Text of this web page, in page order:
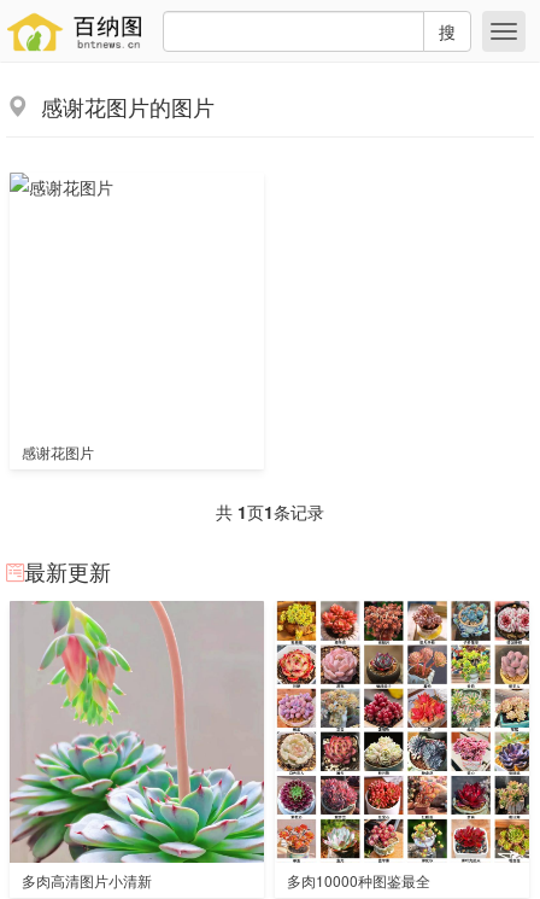
搜
感谢花图片的图片
感谢花图片
共 1页1条记录
最新更新
多肉高清图片小清新 多肉10000种图鉴最全